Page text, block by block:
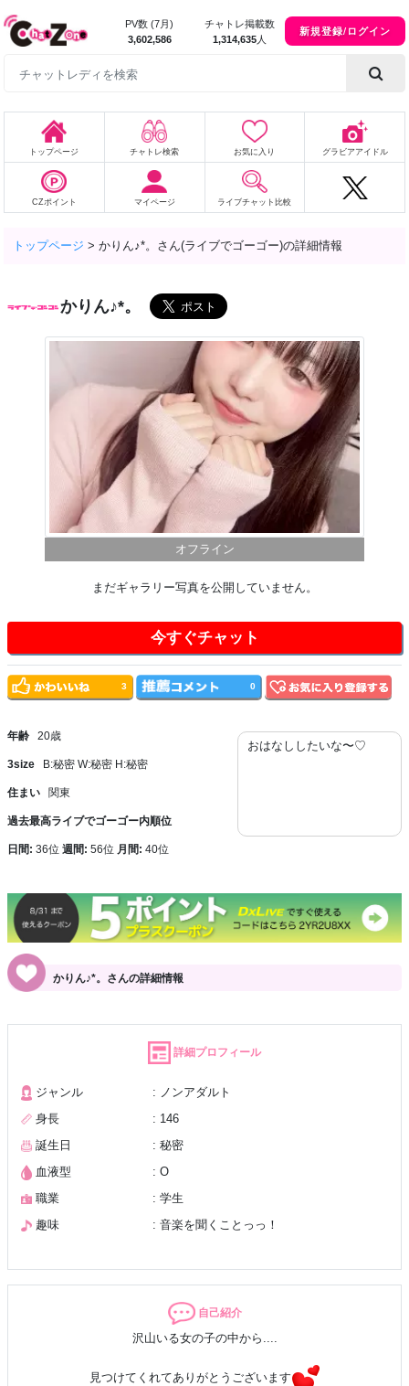
PV数 (7月)
3,602,586
チャトレ掲載数
1,314,635 人
新規登録/ログイン
トップページ チャトレ検索 お気に入り グラビアアイドル
CZポイント マイページ ライブチャット比較
トップページ > かりん♪*。さん(ライブでゴーゴー)の詳細情報
かりん♪*。
オフライン
まだギャラリー写真を公開していません。
今すぐチャット
年齢 20歳
3size B:秘密 W:秘密 H:秘密
住まい 関東
過去最高ライブでゴーゴー内順位
日間: 36位 週間: 56位 月間: 40位
おはなししたいな〜♡
3 0
かりん♪*。さんの詳細情報
詳細プロフィール
ジャンル
: ノンアダルト
身長
: 146
誕生日
: 秘密
血液型
: O
職業
: 学生
趣味
: 音楽を聞くことっっ！
自己紹介
沢山いる女の子の中から....
見つけてくれてありがとうございます